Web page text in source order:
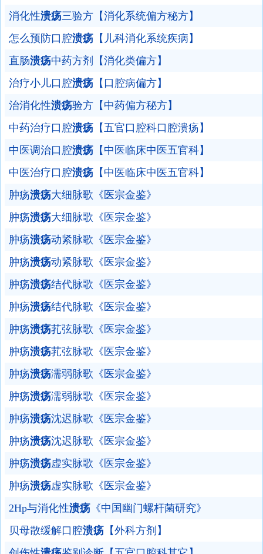
消化性溃疡三验方【消化系统偏方秘方】
怎么预防口腔溃疡 【儿科消化系统疾病】
直肠溃疡中药方剂【消化类偏方】
治疗小儿口腔溃疡 【口腔病偏方】
治消化性溃疡验方【中药偏方秘方】
中药治疗口腔溃疡 【五官口腔科口腔溃疡】
中医调治口腔溃疡 【中医临床中医五官科】
中医治疗口腔溃疡 【中医临床中医五官科】
肿疡溃疡大细脉歌《医宗金鉴》
肿疡溃疡大细脉歌《医宗金鉴》
肿疡溃疡动紧脉歌《医宗金鉴》
肿疡溃疡动紧脉歌《医宗金鉴》
肿疡溃疡结代脉歌《医宗金鉴》
肿疡溃疡结代脉歌《医宗金鉴》
肿疡溃疡芤弦脉歌《医宗金鉴》
肿疡溃疡芤弦脉歌《医宗金鉴》
肿疡溃疡濡弱脉歌《医宗金鉴》
肿疡溃疡濡弱脉歌《医宗金鉴》
肿疡溃疡沈迟脉歌《医宗金鉴》
肿疡溃疡沈迟脉歌《医宗金鉴》
肿疡溃疡虚实脉歌《医宗金鉴》
肿疡溃疡虚实脉歌《医宗金鉴》
2Hp与消化性溃疡 《中国幽门螺杆菌研究》
贝母散缓解口腔溃疡 【外科方剂】